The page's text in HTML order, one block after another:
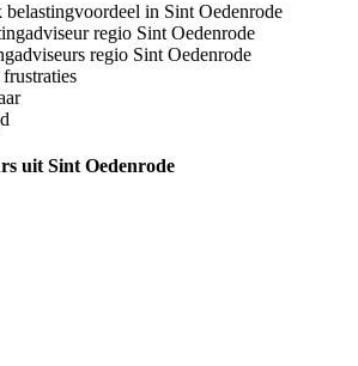
in Sint Oedenrode
regio Sint Oedenrode
regio Sint Oedenrode
uit Sint Oedenrode